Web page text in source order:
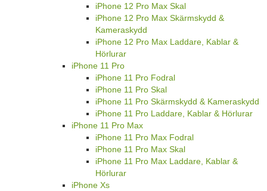
iPhone 12 Pro Max Skal
iPhone 12 Pro Max Skärmskydd &
Kameraskydd
iPhone 12 Pro Max Laddare, Kablar &
Hörlurar
iPhone 11 Pro
iPhone 11 Pro Fodral
iPhone 11 Pro Skal
iPhone 11 Pro Skärmskydd & Kameraskydd
iPhone 11 Pro Laddare, Kablar & Hörlurar
iPhone 11 Pro Max
iPhone 11 Pro Max Fodral
iPhone 11 Pro Max Skal
iPhone 11 Pro Max Laddare, Kablar &
Hörlurar
iPhone Xs